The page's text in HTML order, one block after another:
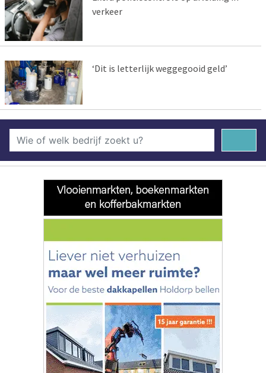
verkeer
‘Dit is letterlijk weggegooid geld’